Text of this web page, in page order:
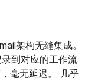
架构无缝集成。
到对应的工作流
毫无延迟。 几乎